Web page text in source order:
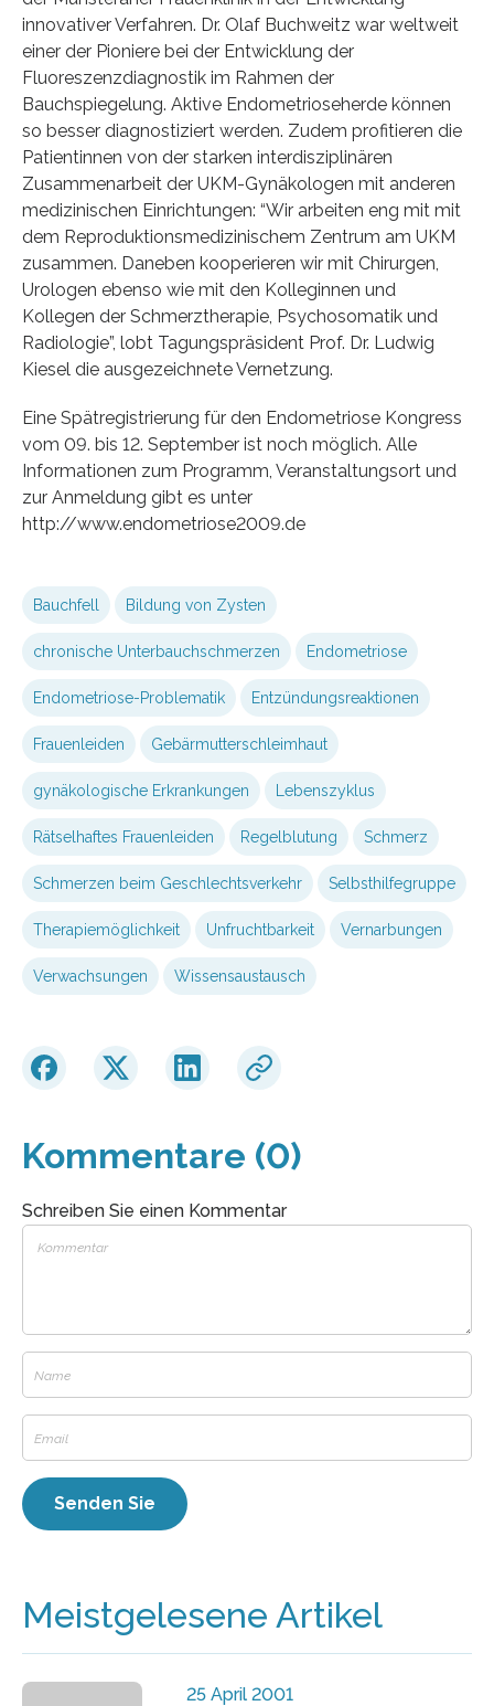
innovativer Verfahren. Dr. Olaf Buchweitz war weltweit
einer der Pioniere bei der Entwicklung der
Fluoreszenzdiagnostik im Rahmen der
Bauchspiegelung. Aktive Endometrioseherde können
so besser diagnostiziert werden. Zudem profitieren die
Patientinnen von der starken interdisziplinären
Zusammenarbeit der UKM-Gynäkologen mit anderen
medizinischen Einrichtungen: “Wir arbeiten eng mit mit
dem Reproduktionsmedizinischem Zentrum am UKM
zusammen. Daneben kooperieren wir mit Chirurgen,
Urologen ebenso wie mit den Kolleginnen und
Kollegen der Schmerztherapie, Psychosomatik und
Radiologie”, lobt Tagungspräsident Prof. Dr. Ludwig
Kiesel die ausgezeichnete Vernetzung.
Eine Spätregistrierung für den Endometriose Kongress
vom 09. bis 12. September ist noch möglich. Alle
Informationen zum Programm, Veranstaltungsort und
zur Anmeldung gibt es unter
http://www.endometriose2009.de
Bauchfell Bildung von Zysten
chronische Unterbauchschmerzen Endometriose
Endometriose-Problematik Entzündungsreaktionen
Frauenleiden Gebärmutterschleimhaut
gynäkologische Erkrankungen Lebenszyklus
Rätselhaftes Frauenleiden Regelblutung Schmerz
Schmerzen beim Geschlechtsverkehr Selbsthilfegruppe
Therapiemöglichkeit Unfruchtbarkeit Vernarbungen
Verwachsungen Wissensaustausch
Kommentare (0)
Schreiben Sie einen Kommentar
Meistgelesene Artikel
25 April 2001